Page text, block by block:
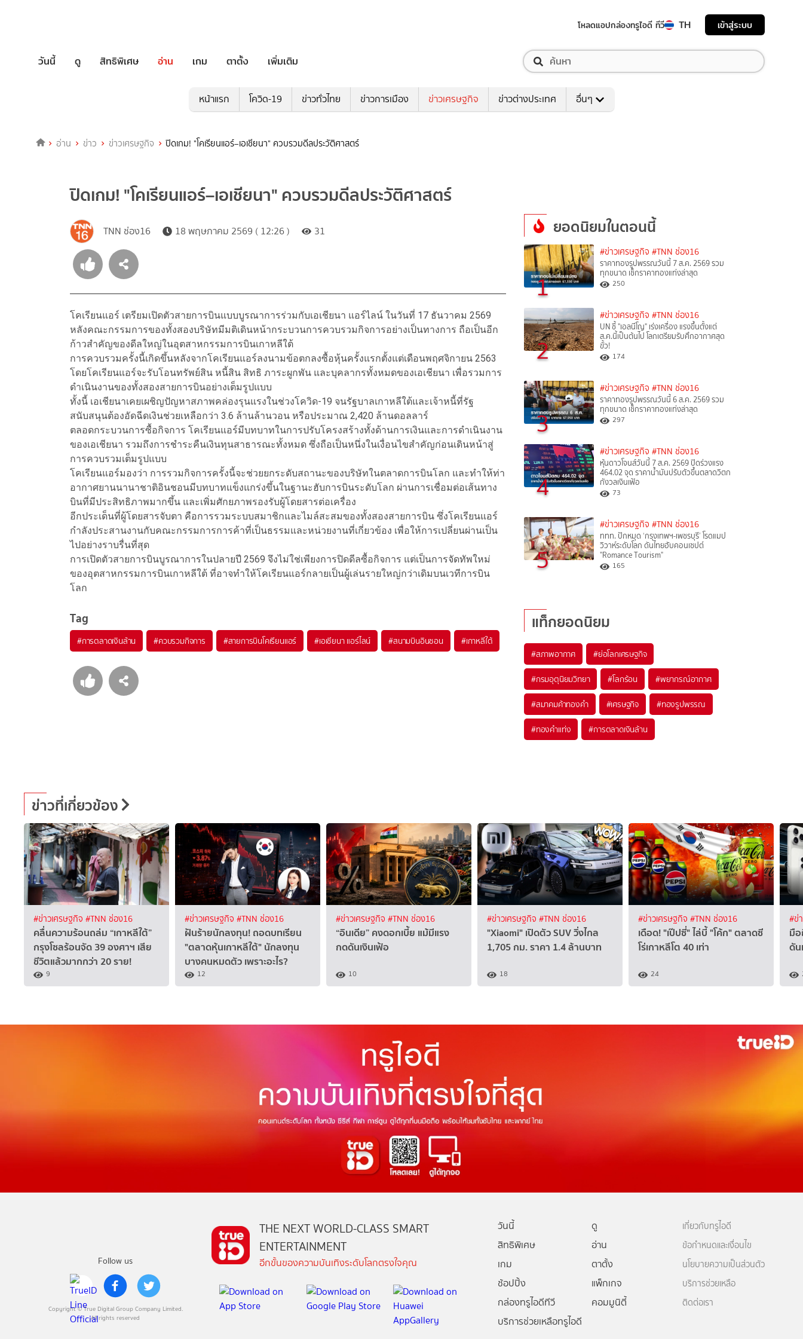
โหลดแอปกล่องทรูไอดี ทีวี TH เข้าสู่ระบบ
วันนี้ ดู สิทธิพิเศษ อ่าน เกม ตาตั้ง เพิ่มเติม
หน้าแรก โควิด-19 ข่าวทั่วไทย ข่าวการเมือง ข่าวเศรษฐกิจ ข่าวต่างประเทศ อื่นๆ
อ่าน ข่าว ข่าวเศรษฐกิจ ปิดเกม! "โคเรียนแอร์–เอเชียนา" ควบรวมดีลประวัติศาสตร์
ปิดเกม! "โคเรียนแอร์–เอเชียนา" ควบรวมดีลประวัติศาสตร์
TNN ช่อง16 18 พฤษภาคม 2569 ( 12:26 ) 31
โคเรียนแอร์ เตรียมเปิดตัวสายการบินแบบบูรณาการร่วมกับเอเชียนา แอร์ไลน์ ในวันที่ 17 ธันวาคม 2569
หลังคณะกรรมการของทั้งสองบริษัทมีมติเดินหน้ากระบวนการควบรวมกิจการอย่างเป็นทางการ ถือเป็นอีก
ก้าวสำคัญของดีลใหญ่ในอุตสาหกรรมการบินเกาหลีใต้
การควบรวมครั้งนี้เกิดขึ้นหลังจากโคเรียนแอร์ลงนามข้อตกลงซื้อหุ้นครั้งแรกตั้งแต่เดือนพฤศจิกายน 2563
โดยโคเรียนแอร์จะรับโอนทรัพย์สิน หนี้สิน สิทธิ ภาระผูกพัน และบุคลากรทั้งหมดของเอเชียนา เพื่อรวมการ
ดำเนินงานของทั้งสองสายการบินอย่างเต็มรูปแบบ
ทั้งนี้ เอเชียนาเคยเผชิญปัญหาสภาพคล่องรุนแรงในช่วงโควิด-19 จนรัฐบาลเกาหลีใต้และเจ้าหนี้ที่รัฐ
สนับสนุนต้องอัดฉีดเงินช่วยเหลือกว่า 3.6 ล้านล้านวอน หรือประมาณ 2,420 ล้านดอลลาร์
ตลอดกระบวนการซื้อกิจการ โคเรียนแอร์มีบทบาทในการปรับโครงสร้างทั้งด้านการเงินและการดำเนินงาน
ของเอเชียนา รวมถึงการชำระคืนเงินทุนสาธารณะทั้งหมด ซึ่งถือเป็นหนึ่งในเงื่อนไขสำคัญก่อนเดินหน้าสู่
การควบรวมเต็มรูปแบบ
โคเรียนแอร์มองว่า การรวมกิจการครั้งนี้จะช่วยยกระดับสถานะของบริษัทในตลาดการบินโลก และทำให้ท่า
อากาศยานนานาชาติอินชอนมีบทบาทแข็งแกร่งขึ้นในฐานะฮับการบินระดับโลก ผ่านการเชื่อมต่อเส้นทาง
บินที่มีประสิทธิภาพมากขึ้น และเพิ่มศักยภาพรองรับผู้โดยสารต่อเครื่อง
อีกประเด็นที่ผู้โดยสารจับตา คือการรวมระบบสมาชิกและไมล์สะสมของทั้งสองสายการบิน ซึ่งโคเรียนแอร์
กำลังประสานงานกับคณะกรรมการการค้าที่เป็นธรรมและหน่วยงานที่เกี่ยวข้อง เพื่อให้การเปลี่ยนผ่านเป็น
ไปอย่างราบรื่นที่สุด
การเปิดตัวสายการบินบูรณาการในปลายปี 2569 จึงไม่ใช่เพียงการปิดดีลซื้อกิจการ แต่เป็นการจัดทัพใหม่
ของอุตสาหกรรมการบินเกาหลีใต้ ที่อาจทำให้โคเรียนแอร์กลายเป็นผู้เล่นรายใหญ่กว่าเดิมบนเวทีการบิน
โลก
Tag
#การตลาดเงินล้าน #ควบรวมกิจการ #สายการบินโคเรียนแอร์ #เอเชียนา แอร์ไลน์ #สนามบินอินชอน #เกาหลีใต้
ยอดนิยมในตอนนี้
1
#ข่าวเศรษฐกิจ #TNN ช่อง16
ราคาทองรูปพรรณวันนี้ 7 ส.ค. 2569 รวม
ทุกขนาด เช็กราคาทองแท่งล่าสุด
250
2
#ข่าวเศรษฐกิจ #TNN ช่อง16
UN ชี้ "เอลนีโญ" เร่งเครื่อง แรงขึ้นตั้งแต่
ส.ค.นี้เป็นต้นไป โลกเตรียมรับศึกอากาศสุด
ขั้ว!
174
3
#ข่าวเศรษฐกิจ #TNN ช่อง16
ราคาทองรูปพรรณวันนี้ 6 ส.ค. 2569 รวม
ทุกขนาด เช็กราคาทองแท่งล่าสุด
297
4
#ข่าวเศรษฐกิจ #TNN ช่อง16
หุ้นดาวโจนส์วันนี้ 7 ส.ค. 2569 ปิดร่วงแรง
464.02 จุด ราคาน้ำมันปรับตัวขึ้นตลาดวิตก
กังวลเงินเฟ้อ
73
5
#ข่าวเศรษฐกิจ #TNN ช่อง16
ททท. ปักหมุด ‘กรุงเทพฯ-เพชรบุรี’ โรดแมป
วิวาห์ระดับโลก ดันไทยฮับคอนเซปต์
"Romance Tourism"
165
แท็กยอดนิยม
#สภาพอากาศ #ย่อโลกเศรษฐกิจ
#กรมอุตุนิยมวิทยา #โลกร้อน #พยากรณ์อากาศ
#สมาคมค้าทองคำ #เศรษฐกิจ #ทองรูปพรรณ
#ทองคำแท่ง #การตลาดเงินล้าน
ข่าวที่เกี่ยวข้อง
#ข่าวเศรษฐกิจ #TNN ช่อง16
คลื่นความร้อนถล่ม “เกาหลีใต้”
กรุงโซลร้อนจัด 39 องศาฯ เสีย
ชีวิตแล้วมากกว่า 20 ราย!
9
#ข่าวเศรษฐกิจ #TNN ช่อง16
ฝันร้ายนักลงทุน! ถอดบทเรียน
"ตลาดหุ้นเกาหลีใต้" นักลงทุน
บางคนหมดตัว เพราะอะไร?
12
#ข่าวเศรษฐกิจ #TNN ช่อง16
“อินเดีย” คงดอกเบี้ย แม้มีแรง
กดดันเงินเฟ้อ
10
#ข่าวเศรษฐกิจ #TNN ช่อง16
"Xiaomi" เปิดตัว SUV วิ่งไกล
1,705 กม. ราคา 1.4 ล้านบาท
18
#ข่าวเศรษฐกิจ #TNN ช่อง16
เดือด! "เป๊ปซี่" ไล่บี้ "โค้ก" ตลาดซี
โร่เกาหลีโต 40 เท่า
24
#ข่
มื
ดัน
Follow us
Copyright © True Digital Group Company Limited.
All rights reserved
THE NEXT WORLD-CLASS SMART
ENTERTAINMENT
อีกขั้นของความบันเทิงระดับโลกตรงใจคุณ
วันนี้
ดู
สิทธิพิเศษ
อ่าน
เกม
ตาตั้ง
ช้อปปิ้ง
แพ็กเกจ
กล่องทรูไอดีทีวี
คอมมูนิตี้
บริการช่วยเหลือทรูไอดี
เกี่ยวกับทรูไอดี
ข้อกำหนดและเงื่อนไข
นโยบายความเป็นส่วนตัว
บริการช่วยเหลือ
ติดต่อเรา